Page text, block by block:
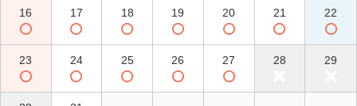
16 17 18 19 20 21 22
23 24 25 26 27 28 29